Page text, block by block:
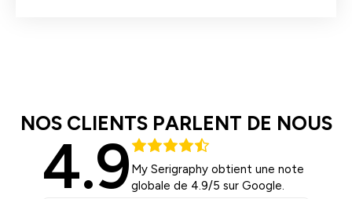
NOS CLIENTS PARLENT DE NOUS
4.9 My Serigraphy obtient une note
globale de 4.9/5 sur Google.